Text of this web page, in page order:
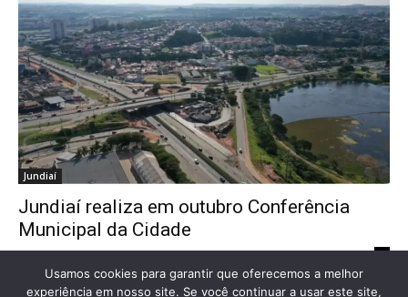
Jundiaí
Jundiaí realiza em outubro Conferência
Municipal da Cidade
Novo Dia - 5 de outubro de 2022 0
Usamos cookies para garantir que oferecemos a melhor
experiência em nosso site. Se você continuar a usar este site,